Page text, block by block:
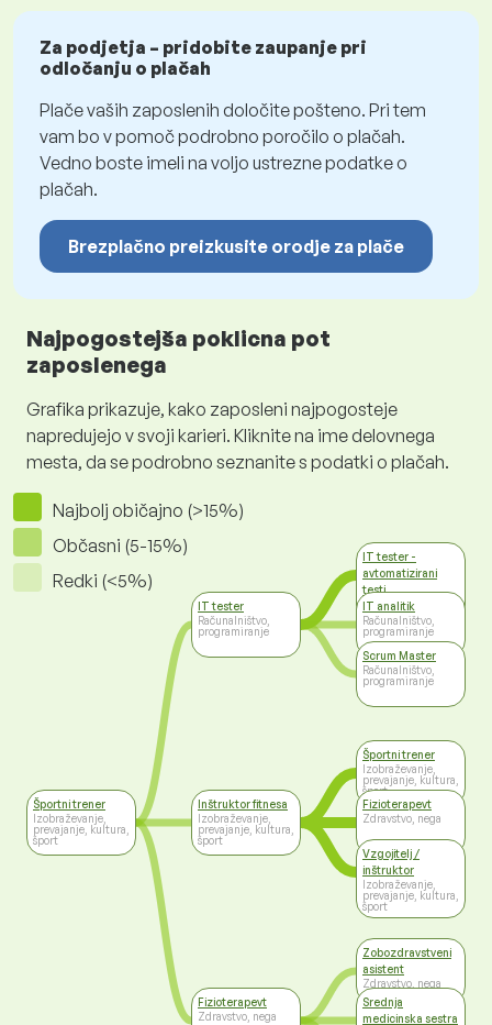
Za podjetja – pridobite zaupanje pri
odločanju o plačah
Plače vaših zaposlenih določite pošteno. Pri tem
vam bo v pomoč podrobno poročilo o plačah.
Vedno boste imeli na voljo ustrezne podatke o
plačah.
Brezplačno preizkusite orodje za plače
Najpogostejša poklicna pot
zaposlenega
Grafika prikazuje, kako zaposleni najpogosteje
napredujejo v svoji karieri. Kliknite na ime delovnega
mesta, da se podrobno seznanite s podatki o plačah.
Najbolj običajno (>15%)
Občasni (5-15%)
Redki (<5%)
Športni trener
Izobraževanje,
prevajanje, kultura,
šport
IT tester
Računalništvo,
programiranje
Inštruktor fitnesa
Izobraževanje,
prevajanje, kultura,
šport
Fizioterapevt
Zdravstvo, nega
IT tester -
avtomatizirani
testi
Računalništvo,
programiranje
IT analitik
Računalništvo,
programiranje
Scrum Master
Računalništvo,
programiranje
Športni trener
Izobraževanje,
prevajanje, kultura,
šport
Fizioterapevt
Zdravstvo, nega
Vzgojitelj /
inštruktor
Izobraževanje,
prevajanje, kultura,
šport
Zobozdravstveni
asistent
Zdravstvo, nega
Srednja
medicinska sestra